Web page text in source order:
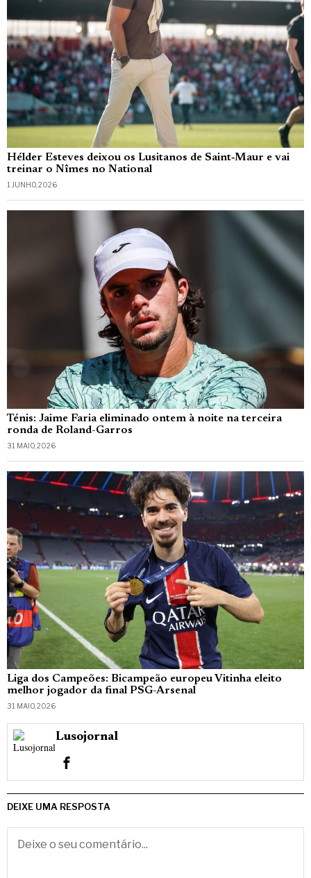
Hélder Esteves deixou os Lusitanos de Saint‑Maur e vai
treinar o Nîmes no National
1 JUNHO, 2026
Ténis: Jaime Faria eliminado ontem à noite na terceira
ronda de Roland-Garros
31 MAIO, 2026
Liga dos Campeões: Bicampeão europeu Vitinha eleito
melhor jogador da final PSG-Arsenal
31 MAIO, 2026
Lusojornal
DEIXE UMA RESPOSTA